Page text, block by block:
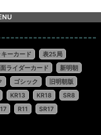
ーカード
表25局
ライダーカード
新明朝
ゴシック
旧明朝版
KR13 KR18
SR8
R11 SR17